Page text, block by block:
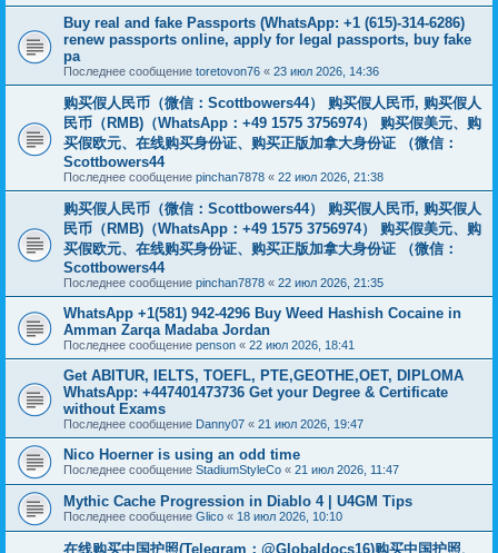
Buy real and fake Passports (WhatsApp: +1 (615)-314-6286)
renew passports online, apply for legal passports, buy fake
pa
Последнее сообщение toretovon76 « 23 июл 2026, 14:36
购买假人民币（微信：Scottbowers44） 购买假人民币, 购买假人
民币（RMB)（WhatsApp：+49 1575 3756974） 购买假美元、购
买假欧元、在线购买身份证、购买正版加拿大身份证 （微信：
Scottbowers44
Последнее сообщение pinchan7878 « 22 июл 2026, 21:38
购买假人民币（微信：Scottbowers44） 购买假人民币, 购买假人
民币（RMB)（WhatsApp：+49 1575 3756974） 购买假美元、购
买假欧元、在线购买身份证、购买正版加拿大身份证 （微信：
Scottbowers44
Последнее сообщение pinchan7878 « 22 июл 2026, 21:35
WhatsApp +1(581) 942-4296 Buy Weed Hashish Cocaine in
Amman Zarqa Madaba Jordan
Последнее сообщение penson « 22 июл 2026, 18:41
Get ABITUR, IELTS, TOEFL, PTE,GEOTHE,OET, DIPLOMA
WhatsApp: +447401473736 Get your Degree & Certificate
without Exams
Последнее сообщение Danny07 « 21 июл 2026, 19:47
Nico Hoerner is using an odd time
Последнее сообщение StadiumStyleCo « 21 июл 2026, 11:47
Mythic Cache Progression in Diablo 4 | U4GM Tips
Последнее сообщение Glico « 18 июл 2026, 10:10
在线购买中国护照(Telegram：@Globaldocs16)购买中国护照、